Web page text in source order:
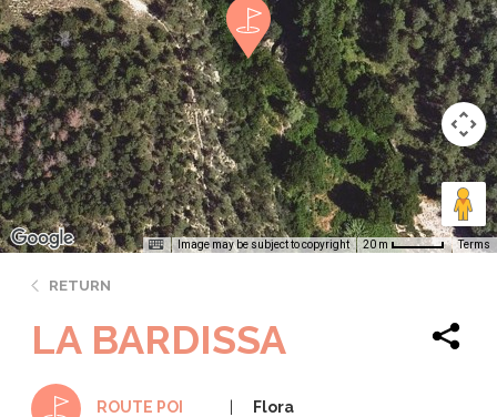
Image may be subject to copyright 20 m Terms
RETURN
LA BARDISSA
ROUTE POI Flora